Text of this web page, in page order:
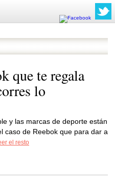
que te regala
lo
y las marcas de deporte están
caso de Reebok que para dar a
el resto